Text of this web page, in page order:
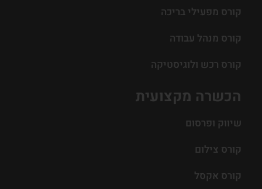
הכשרה מקצועית
שיווק ופרסום
קורס צילום
קורס אקסל
קורס מפעילי בריכה
קורס מנהל עבודה
קורס רכש ולוגיסטיקה